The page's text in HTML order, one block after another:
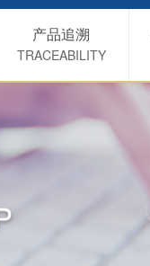
产品追溯
TRACEABILITY